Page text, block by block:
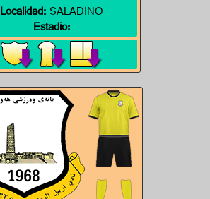
Localidad:SALADINO
Estadio: